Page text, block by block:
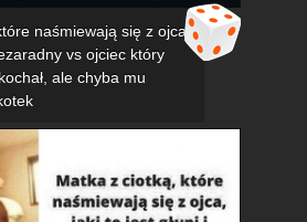
naśmiewają się z ojca,
vs ojciec który
ale chyba mu